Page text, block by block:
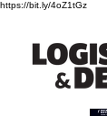
https://bit.ly/4oZ1tGz